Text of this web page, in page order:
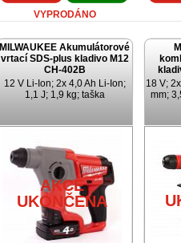
VYPRODÁNO
MILWAUKEE Akumulátorové
vrtací SDS-plus kladivo M12
CH-402B
12 V Li-Ion; 2x 4,0 Ah Li-Ion;
1,1 J; 1,9 kg; taška
AKCE
UKONČENA
18 V;
mm;